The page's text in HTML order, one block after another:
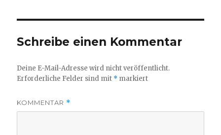
Schreibe einen Kommentar
Deine E-Mail-Adresse wird nicht veröffentlicht.
Erforderliche Felder sind mit * markiert
KOMMENTAR *